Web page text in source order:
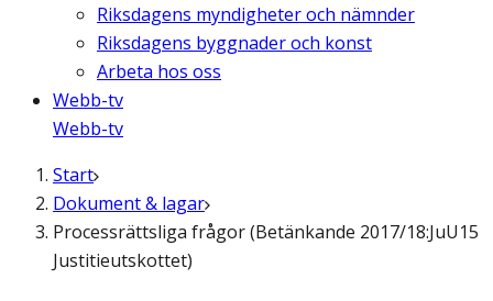
Riksdagens myndigheter och nämnder
Riksdagens byggnader och konst
Arbeta hos oss
Webb-tv
Webb-tv
Start
Dokument & lagar
Processrättsliga frågor (Betänkande 2017/18:JuU15
Justitieutskottet)